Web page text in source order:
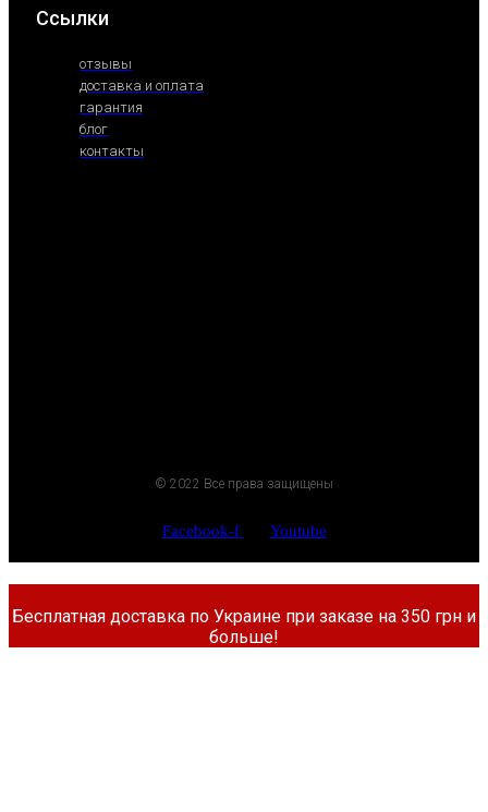
Ссылки
отзывы
доставка и оплата
гарантия
блог
контакты
© 2022 Все права защищены
Facebook-f Youtube
Бесплатная доставка по Украине при заказе на 350 грн и
больше!